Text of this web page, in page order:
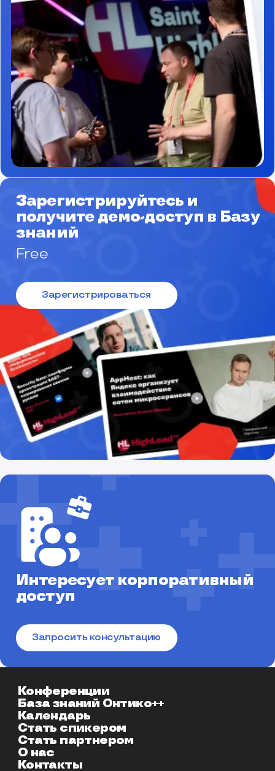
Зарегистрируйтесь и
получите демо-доступ в Базу
знаний
Free
Зарегистрироваться
Интересует корпоративный
доступ
Запросить консультацию
Конференции
База знаний Онтико++
Календарь
Стать спикером
Стать партнером
О нас
Контакты